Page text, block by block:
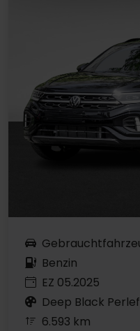
Benzin
EZ 05.2025
Deep Black
6.593 km